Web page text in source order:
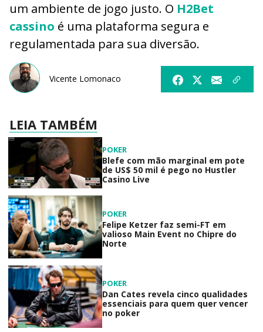
um ambiente de jogo justo. O H2Bet
cassino é uma plataforma segura e
regulamentada para sua diversão.
Vicente Lomonaco
LEIA TAMBÉM
POKER
Blefe com mão marginal em pote
de US$ 50 mil é pego no Hustler
Casino Live
POKER
Felipe Ketzer faz semi-FT em
valioso Main Event no Chipre do
Norte
POKER
Dan Cates revela cinco qualidades
essenciais para quem quer vencer
no poker